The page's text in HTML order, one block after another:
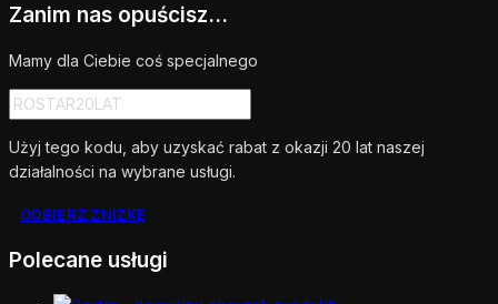
Zanim nas opuścisz...
Mamy dla Ciebie coś specjalnego
Użyj tego kodu, aby uzyskać rabat z okazji 20 lat naszej
działalności na wybrane usługi.
ODBIERZ ZNIŻKĘ
Polecane usługi